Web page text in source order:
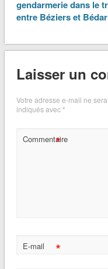
gendarmerie dans le
entre Béziers et
Laisser un
Votre adresse e-mail ne
indiqués avec*
Commentaire
*
E-mail *